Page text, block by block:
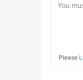
You
Please